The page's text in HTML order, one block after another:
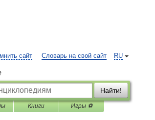
RU
сайт Словарь на свой сайт
Найти!
Книги Игры ⚽